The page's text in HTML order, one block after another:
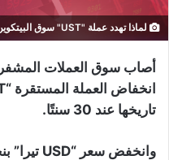
لماذا تهدد عملة "UST" سوق البيتكوين والعملات المشفرة؟
أصاب سوق العملات
تاريخها عند 30 سنتًا.